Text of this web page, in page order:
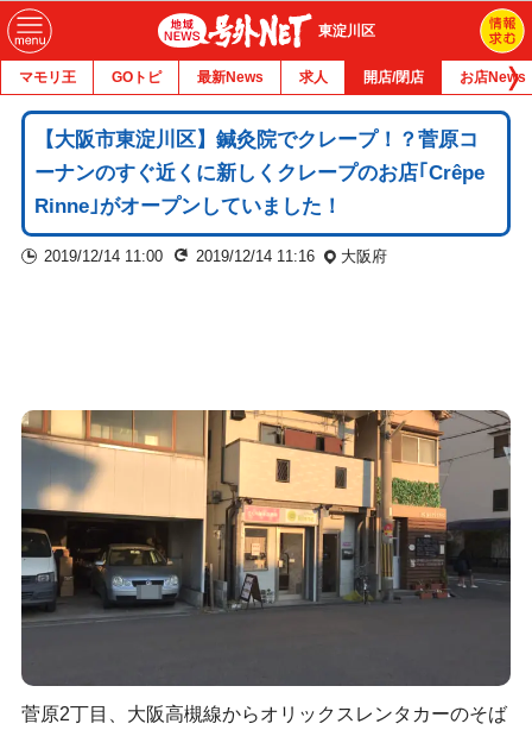
東淀川区
マモリ王 GOトピ 最新News 求人 開店/閉店 お店News
【大阪市東淀川区】鍼灸院でクレープ！？菅原コ
ーナンのすぐ近くに新しくクレープのお店｢Crêpe
Rinne｣がオープンしていました！
2019/12/14 11:00 2019/12/14 11:16 大阪府
菅原2丁目、大阪高槻線からオリックスレンタカーのそば